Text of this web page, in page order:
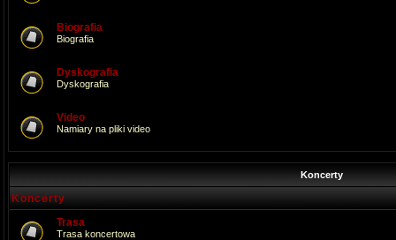
Biografia
Biografia
Dyskografia
Dyskografia
Video
Namiary na pliki video
Koncerty
Koncerty
Trasa
Trasa koncertowa